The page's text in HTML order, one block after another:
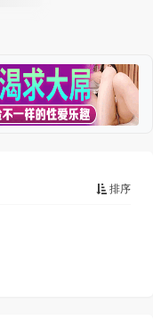
排序